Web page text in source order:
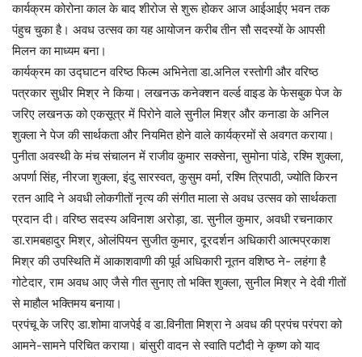
कार्यक्रम कोरोना काल के बाद शीरोज से शुरू होकर आज आईआईए भवन तक
पंहुच चुका है। अवध उत्सव का यह आयोजन करीब तीन सौ सदस्यों के आपसी
मिलन का माध्यम बना।
कार्यक्रम का उद्घाटन वरिष्ठ फिल्म अभिनेता डा.अनिल रस्तोगी और वरिष्ठ
पत्रकार सुधीर मिश्र ने किया। लखनऊ कनेक्शन वर्ल्ड वाइड के फेसबुक पेज के
जरिए लखनऊ को एकसूत्र में पिरोने वाले सुनील मिश्र और कनाडा के अनिल
शुक्ला ने पेज की सार्थकता और नियमित होने वाले कार्यक्रमों से अवगत कराया।
पुनीता अवस्थी के मंच संचालन में राजीव कुमार सक्सेना, सुमोना पांडे, रश्मि शुक्ला,
अपर्णा सिंह, नीरजा शुक्ला, इंदु सारस्वत, कुसुम वर्मा, रश्मि त्रिपाठी, ज्योति किरन
रतन आदि ने अवधी लोकगीतों नृत्य की संगीत माला से अवध उत्सव को सार्थकता
प्रदान दी। वरिष्ठ सदस्य अविनाश अरोड़ा, डा. सुनील कुमार, अवधी रचनाकार
डा.रामबहादुर मिश्र, ओलंपियन सुजीत कुमार, दूरदर्शन अधिकारी आत्मप्रकाश
मिश्र की उपस्थिति में आकाशवाणी की पूर्व अधिकारी नूतन वशिष्ठ ने- लहंगा है
गोटेदार, राम अवध आए जैसे गीत सुनाए तो भक्ति शुक्ला, सुनील मिश्र ने देवी गीतों
से माहौल भक्तिमय बनाया।
प्रपंचू के जरिए डा.शोमा वाजपेई व डा.विनीता मिश्रा ने अवध की प्रपंच परंपरा को
आमने-सामने परिचित कराया। बांसुरी वादन से स्वाति पटौदी ने कृष्ण को याद